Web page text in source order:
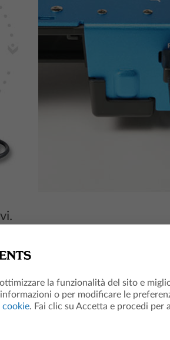
la versione 5.3 o successiva del sistema
4.5 o successiva del sistema operativo
la funzionalità del sito e
o per modificare le
cookie. Fai clic su Accetta e procedi per